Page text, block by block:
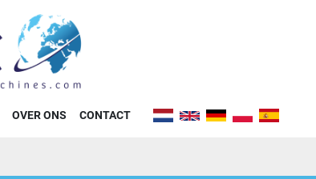
OVER ONS CONTACT